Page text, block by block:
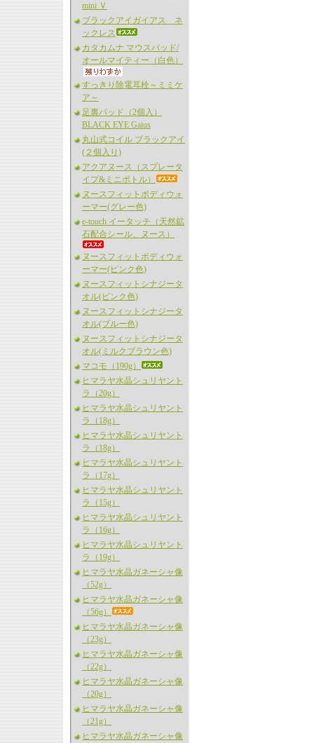
mini Ｖ
ブラックアイガイアス ネ
ックレス
カタカムナ マウスパッド/
オールマイティー（白色）
すっきり除電耳栓～ミミケ
ア～
足裏パッド（2個入）
BLACK EYE Gaius
丸山式コイル ブラックアイ
(２個入り)
アクアヌース（スプレータ
イプ&ミニボトル）
ヌースフィットボディウォ
ーマー(グレー色)
e-touch イータッチ（天然鉱
石配合シール、ヌース）
ヌースフィットボディウォ
ーマー(ピンク色)
ヌースフィットシナジータ
オル(ピンク色)
ヌースフィットシナジータ
オル(ブルー色)
ヌースフィットシナジータ
オル(ミルクブラウン色)
マコモ（190g）
ヒマラヤ水晶シュリヤント
ラ（20g）
ヒマラヤ水晶シュリヤント
ラ（18g）
ヒマラヤ水晶シュリヤント
ラ（18g）
ヒマラヤ水晶シュリヤント
ラ（17g）
ヒマラヤ水晶シュリヤント
ラ（15g）
ヒマラヤ水晶シュリヤント
ラ（16g）
ヒマラヤ水晶シュリヤント
ラ（19g）
ヒマラヤ水晶ガネーシャ像
（52g）
ヒマラヤ水晶ガネーシャ像
（56g）
ヒマラヤ水晶ガネーシャ像
（23g）
ヒマラヤ水晶ガネーシャ像
（22g）
ヒマラヤ水晶ガネーシャ像
（20g）
ヒマラヤ水晶ガネーシャ像
（21g）
ヒマラヤ水晶ガネーシャ像